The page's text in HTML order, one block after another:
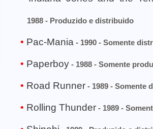
1988 - Produzido e distribuido
Pac-Mania - 1990 - Somente
Paperboy - 1988 - Somente
Road Runner - 1989 - Somente
Rolling Thunder - 1989 -